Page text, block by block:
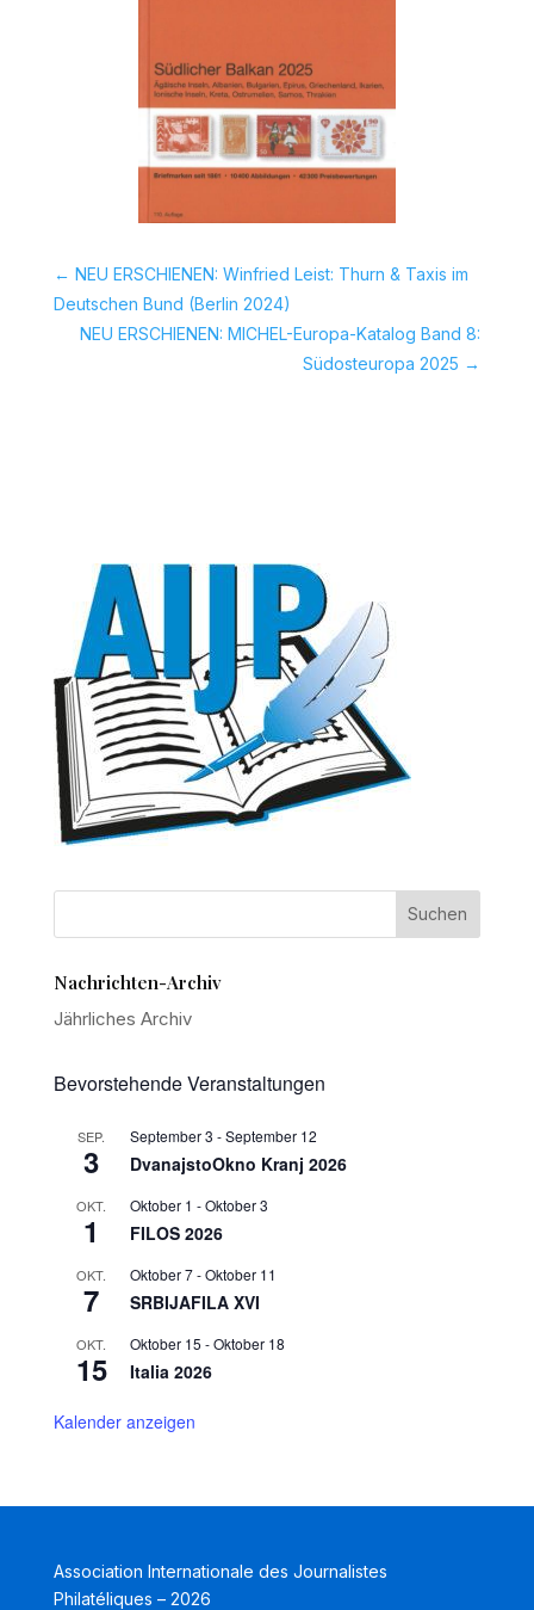
← NEU ERSCHIENEN: Winfried Leist: Thurn & Taxis im
Deutschen Bund (Berlin 2024)
NEU ERSCHIENEN: MICHEL-Europa-Katalog Band 8:
Südosteuropa 2025 →
Nachrichten-Archiv
Jährliches Archiv
Bevorstehende Veranstaltungen
SEP.
3
September 3 -September 12
DvanajstoOkno Kranj 2026
OKT.
1
Oktober 1 -Oktober 3
FILOS 2026
OKT.
7
Oktober 7-Oktober 11
SRBIJAFILA XVI
OKT.
15
Oktober 15 -Oktober 18
Italia 2026
Kalender anzeigen
Association Internationale des Journalistes
Philatéliques – 2026